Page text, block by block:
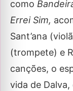
como
Errei Sim,
Sant’ana
(trompete) e
canções, o
vida de